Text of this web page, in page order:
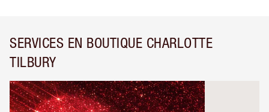
SERVICES EN BOUTIQUE CHARLOTTE
TILBURY